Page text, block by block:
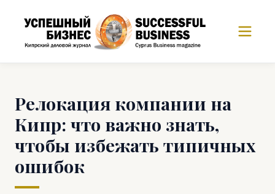
Релокация компании на
Кипр: что важно знать,
чтобы избежать типичных
ошибок